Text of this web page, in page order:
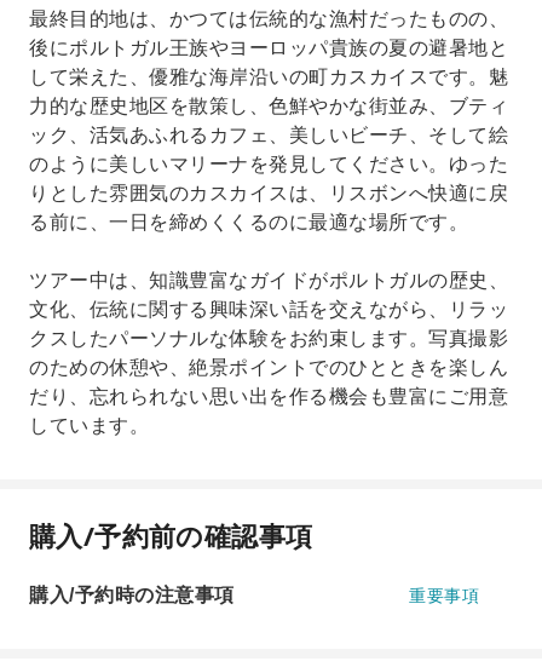
最終目的地は、かつては伝統的な漁村だったものの、
後にポルトガル王族やヨーロッパ貴族の夏の避暑地と
して栄えた、優雅な海岸沿いの町カスカイスです。魅
力的な歴史地区を散策し、色鮮やかな街並み、ブティ
ック、活気あふれるカフェ、美しいビーチ、そして絵
のように美しいマリーナを発見してください。ゆった
りとした雰囲気のカスカイスは、リスボンへ快適に戻
る前に、一日を締めくくるのに最適な場所です。
ツアー中は、知識豊富なガイドがポルトガルの歴史、
文化、伝統に関する興味深い話を交えながら、リラッ
クスしたパーソナルな体験をお約束します。写真撮影
のための休憩や、絶景ポイントでのひとときを楽しん
だり、忘れられない思い出を作る機会も豊富にご用意
しています。
購入/予約前の確認事項
購入/予約時の注意事項 重要事項